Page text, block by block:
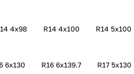
4х98 R14 4х100 R14 5х100
6х130 R16 6х139.7 R17 5х130